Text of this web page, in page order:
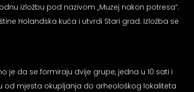
izložbu pod nazivom „Muzej nakon potresa“.
Holandska kuća i utvrdi Stari grad. Izložba se
je da se formiraju dvije grupe, jedna u 10 sati i
od mjesta okupljanja do arheološkog lokaliteta